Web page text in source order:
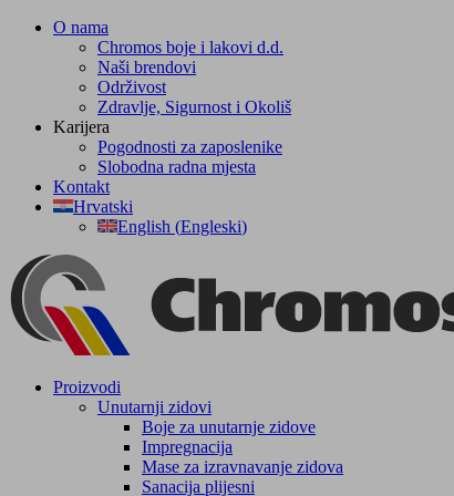
Skip
O nama
Chromos boje i lakovi d.d.
Naši brendovi
Održivost
Zdravlje, Sigurnost i Okoliš
Karijera
Pogodnosti za zaposlenike
Slobodna radna mjesta
Kontakt
Hrvatski
English (Engleski)
Facebook
YouTube
Proizvodi
Unutarnji zidovi
Boje za unutarnje zidove
Impregnacija
Mase za izravnavanje zidova
Sanacija plijesni